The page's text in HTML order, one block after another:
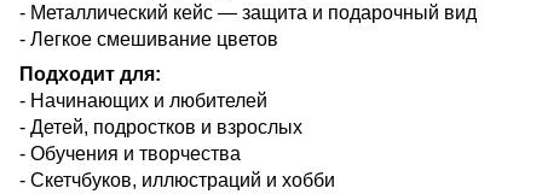
- Металлический кейс — защита и подарочный вид
- Легкое смешивание цветов
Подходит для:
- Начинающих и любителей
- Детей, подростков и взрослых
- Обучения и творчества
- Скетчбуков, иллюстраций и хобби